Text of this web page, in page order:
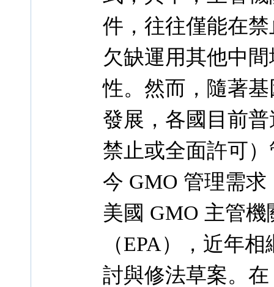
件，往往僅能在
欠缺運用其他中
性。然而，隨著
發展，各國目前
禁止或全面許可
今 GMO 管理需
美國 GMO 主管
（EPA），近年
討與修法草案。